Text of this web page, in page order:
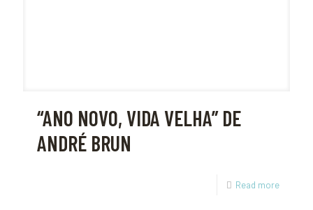
“ANO NOVO, VIDA VELHA” DE
ANDRÉ BRUN
Read more